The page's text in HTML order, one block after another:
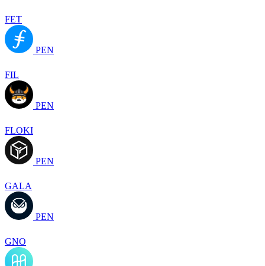
FET
PEN
FIL
PEN
FLOKI
PEN
GALA
PEN
GNO